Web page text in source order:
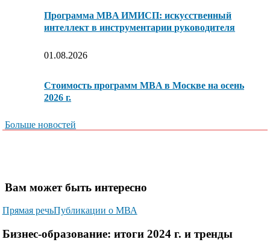
Программа MBA ИМИСП: искусственный
интеллект в инструментарии руководителя
01.08.2026
Стоимость программ MBA в Москве на осень
2026 г.
Больше новостей
Вам может быть интересно
Прямая речьПубликации о МВА
Бизнес-образование: итоги 2024 г. и тренды